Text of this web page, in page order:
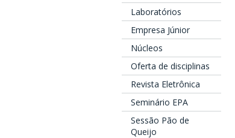
Laboratórios
Empresa Júnior
Núcleos
Oferta de disciplinas
Revista Eletrônica
Seminário EPA
Sessão Pão de
Queijo